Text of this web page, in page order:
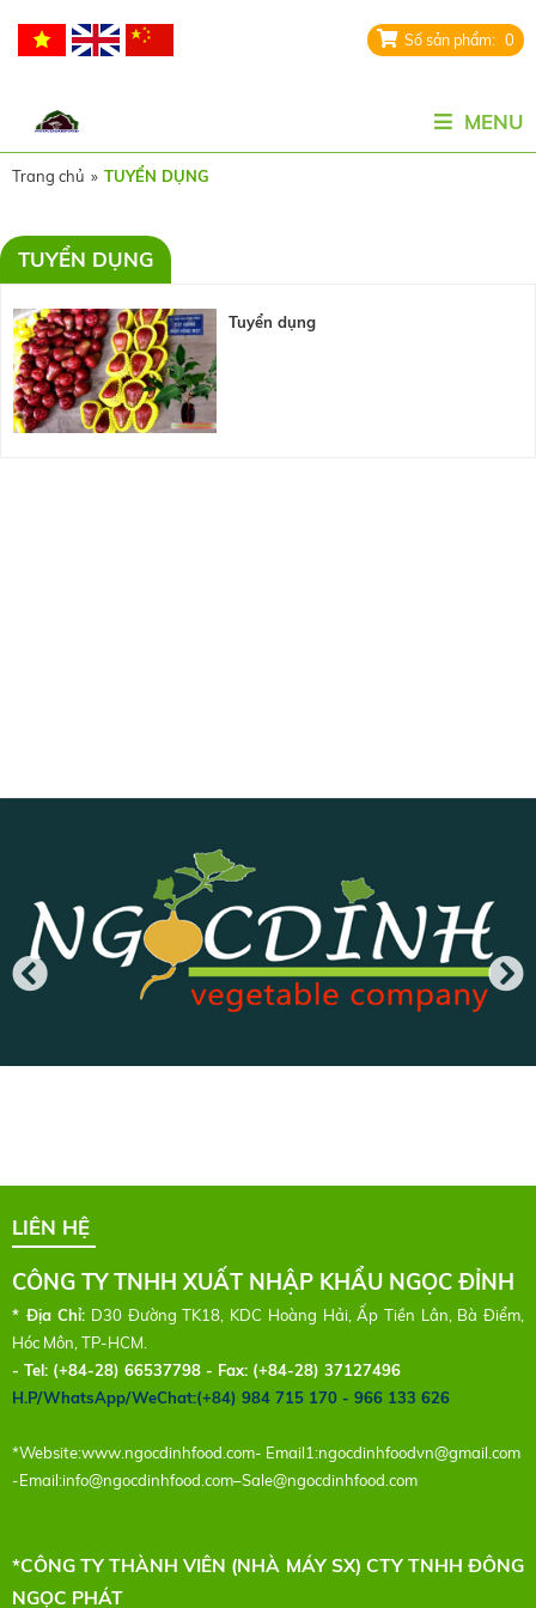
0
MENU
Trang chủ » TUYỂN DỤNG
TUYỂN DỤNG
Tuyển dụng
LIÊN HỆ
CÔNG TY TNHH XUẤT NHẬP KHẨU NGỌC ĐỈNH
* Địa Chỉ: D30 Đường TK18, KDC Hoàng Hải, Ấp Tiền Lân, Bà Điểm,
Hóc Môn, TP-HCM.
- Tel: (+84-28) 66537798 - Fax: (+84-28) 37127496
H.P/WhatsApp/WeChat:(+84) 984 715 170 - 966 133 626
*Website:www.ngocdinhfood.com- Email1:ngocdinhfoodvn@gmail.com
-Email:info@ngocdinhfood.com–Sale@ngocdinhfood.com
*CÔNG TY THÀNH VIÊN (NHÀ MÁY SX) CTY TNHH ĐÔNG
NGỌC PHÁT